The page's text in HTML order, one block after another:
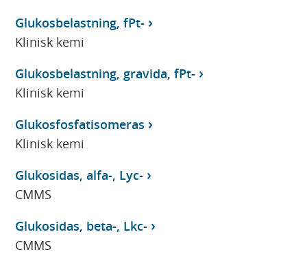
Glukosbelastning, fPt-
Klinisk kemi
Glukosbelastning, gravida, fPt-
Klinisk kemi
Glukosfosfatisomeras
Klinisk kemi
Glukosidas, alfa-, Lyc-
CMMS
Glukosidas, beta-, Lkc-
CMMS